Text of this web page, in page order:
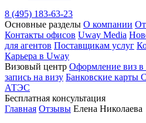
8 (495) 183-63-23
Основные разделы О компании
Контакты офисов Uway Media
для агентов Поставщикам услуг
Карьера в Uway
Визовый центр Оформление виз в
запись на визу Банковские карты
АТЭС
Бесплатная консультация
Главная Отзывы Елена Николаева